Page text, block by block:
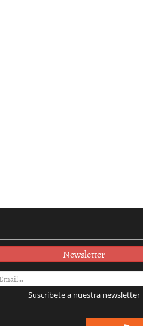
Newsletter
Suscríbete a nuestra newsletter